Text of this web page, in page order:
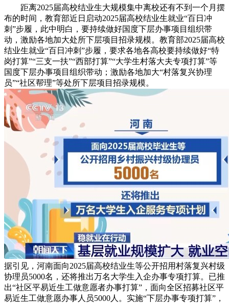
距离2025届高校结业生大规模集中离校还有不到一个月摆
布的时间，教育部近日启动2025届高校结业生就业“百日冲
刺”步履，此中明白，要持续做好国度下层办事项目组织带
动，激励各地加大处所下层项目招录规模。教育部2025届高校
结业生就业“百日冲刺”步履，要求各地各高校要持续做好“特
岗打算”“三支一扶”“西部打算”“大学生村落大夫专项打算”等
国度下层办事项目组织带动；激励各地加大“村落复兴协理
员”“社区帮理”等处所下层项目招录规模。
据引见，河南面向2025届高校结业生等公开招用村落复兴村级
协理员5000名，还将推出万名大学生入企办事专项打算。已推
出“社区平易近生工做意愿者办事打算”，面向全区招募社区平
易近生工做意愿办事人员5000人。实施“下层办事专项打算”，